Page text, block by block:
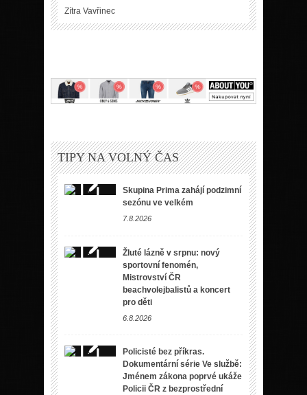
Zítra Vavřinec
TIPY NA VOLNÝ ČAS
Skupina Prima zahájí podzimní
sezónu ve velkém
7.8.2026
Žluté lázně v srpnu: nový
sportovní fenomén,
Mistrovství ČR
beachvolejbalistů a koncert
pro děti
6.8.2026
Policisté bez příkras.
Dokumentární série Ve službě:
Jménem zákona poprvé ukáže
Policii ČR z bezprostřední